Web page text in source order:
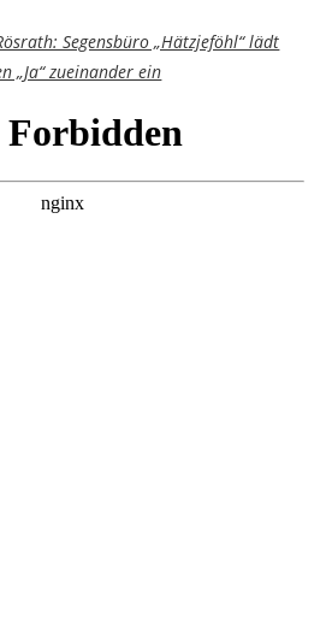
Segensbüro „Hätzjeföhl“ lädt
„Ja“ zueinander ein